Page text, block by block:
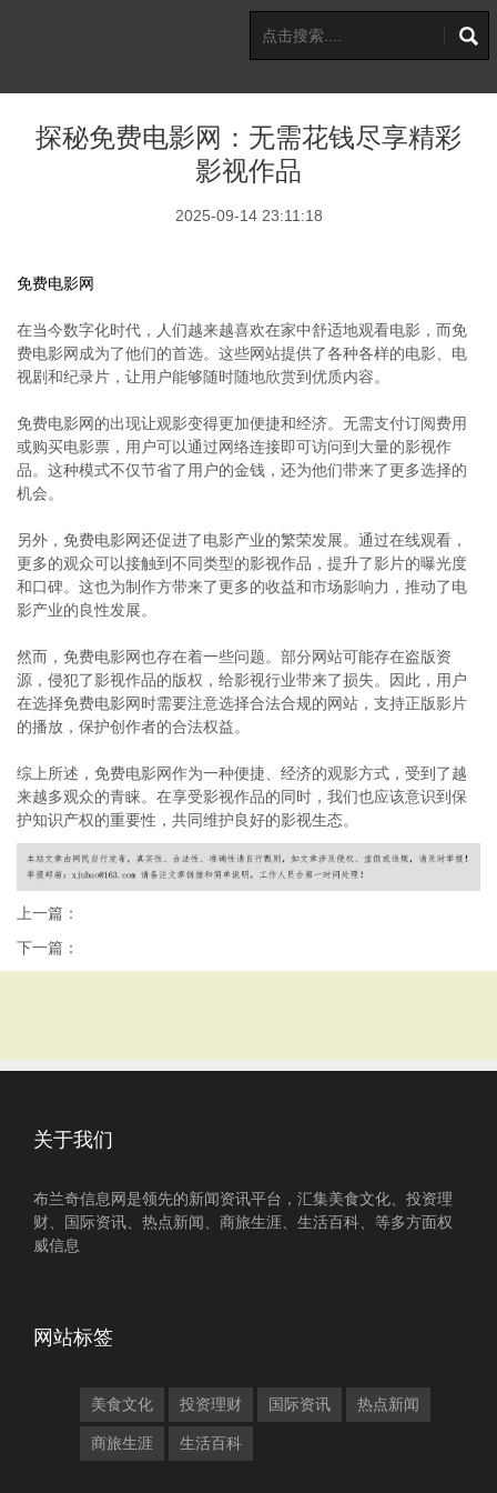
探秘免费电影网：无需花钱尽享精彩
影视作品
2025-09-14 23:11:18
免费电影网
在当今数字化时代，人们越来越喜欢在家中舒适地观看电影，而免
费电影网成为了他们的首选。这些网站提供了各种各样的电影、电
视剧和纪录片，让用户能够随时随地欣赏到优质内容。
免费电影网的出现让观影变得更加便捷和经济。无需支付订阅费用
或购买电影票，用户可以通过网络连接即可访问到大量的影视作
品。这种模式不仅节省了用户的金钱，还为他们带来了更多选择的
机会。
另外，免费电影网还促进了电影产业的繁荣发展。通过在线观看，
更多的观众可以接触到不同类型的影视作品，提升了影片的曝光度
和口碑。这也为制作方带来了更多的收益和市场影响力，推动了电
影产业的良性发展。
然而，免费电影网也存在着一些问题。部分网站可能存在盗版资
源，侵犯了影视作品的版权，给影视行业带来了损失。因此，用户
在选择免费电影网时需要注意选择合法合规的网站，支持正版影片
的播放，保护创作者的合法权益。
综上所述，免费电影网作为一种便捷、经济的观影方式，受到了越
来越多观众的青睐。在享受影视作品的同时，我们也应该意识到保
护知识产权的重要性，共同维护良好的影视生态。
上一篇：
下一篇：
关于我们
布兰奇信息网是领先的新闻资讯平台，汇集美食文化、投资理
财、国际资讯、热点新闻、商旅生涯、生活百科、等多方面权
威信息
网站标签
美食文化 投资理财 国际资讯 热点新闻
商旅生涯 生活百科